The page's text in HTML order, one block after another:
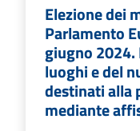
Elezione dei
Parlamento
giugno
luoghi e del
destinati alla
mediante